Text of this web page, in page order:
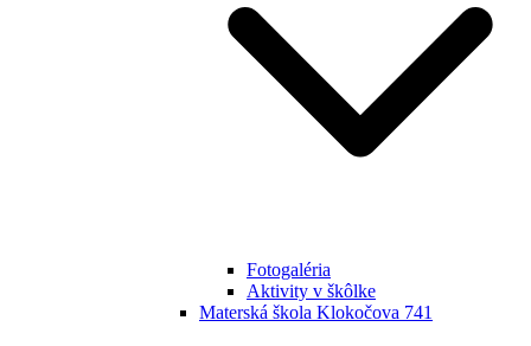
Fotogaléria
Aktivity v škôlke
Materská škola Klokočova 741